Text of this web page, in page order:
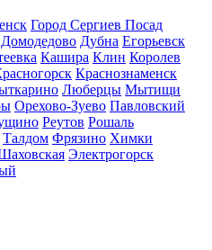
Город Сергиев Посад
Домодедово Дубна Егорьевск
Кашира Клин Королев
Краснознаменск
Люберцы Мытищи
Орехово-Зуево Павловский
Реутов Рошаль
Талдом Фрязино Химки
Электрогорск